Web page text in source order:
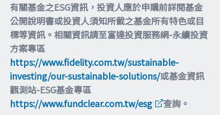
有關基金之ESG資訊，投資人應於申購前詳閱基金
公開說明書或投資人須知所載之基金所有特色或目
標等資訊。相關資訊請至富達投資服務網-永續投資
方案專區
https://www.fidelity.com.tw/sustainable-
investing/our-sustainable-solutions/或基金資訊
觀測站-ESG基金專區
https://www.fundclear.com.tw/esg
查詢。